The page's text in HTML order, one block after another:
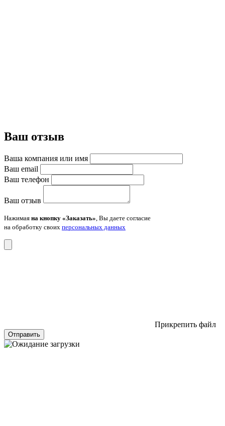
Ваш отзыв
Ваша компания или имя
Ваш email
Ваш телефон
Ваш отзыв
Нажимая на кнопку «Заказать» , Вы даете согласие
на обработку своих персональных данных
Прикрепить файл
Отправить